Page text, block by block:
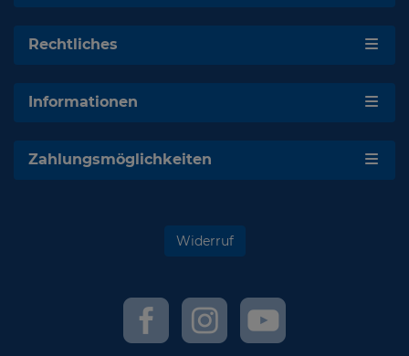
Rechtliches
Informationen
Zahlungsmöglichkeiten
Widerruf